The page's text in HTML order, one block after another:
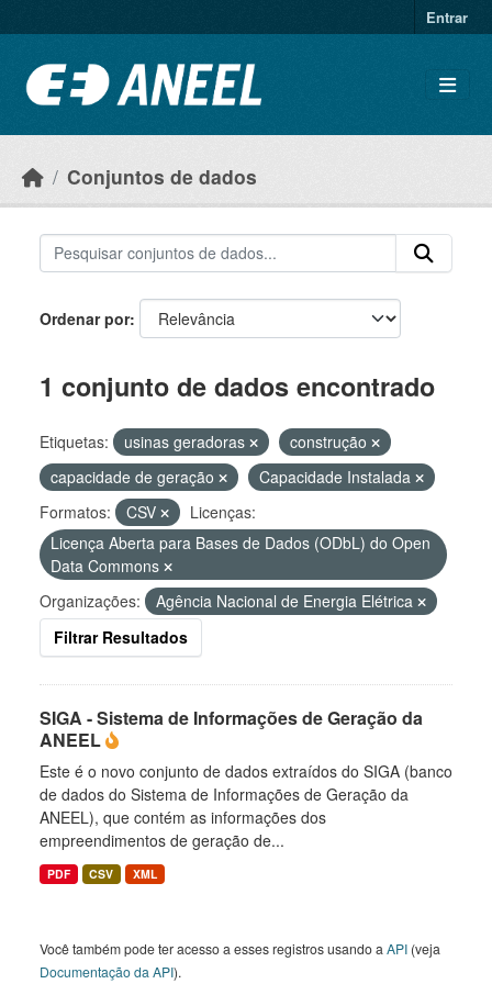
Entrar
Conjuntos de dados
Ordenar por
1 conjunto de dados encontrado
Etiquetas: usinas geradoras
construção
capacidade de geração
Capacidade Instalada
Formatos:
CSV
Licenças:
Licença Aberta para Bases de Dados (ODbL) do Open
Data Commons
Organizações:
Agência Nacional de Energia Elétrica
Filtrar Resultados
SIGA - Sistema de Informações de Geração da
ANEEL
Este é o novo conjunto de dados extraídos do SIGA (banco
de dados do Sistema de Informações de Geração da
ANEEL), que contém as informações dos
empreendimentos de geração de...
PDF CSV XML
Você também pode ter acesso a esses registros usando a API (veja
Documentação da API).